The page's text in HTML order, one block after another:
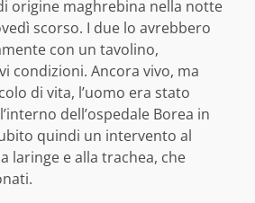
origine maghrebina nella notte
scorso. I due lo avrebbero
con un tavolino,
condizioni. Ancora vivo, ma
di vita, l’uomo era stato
dell’ospedale Borea in
quindi un intervento al
laringe e alla trachea, che